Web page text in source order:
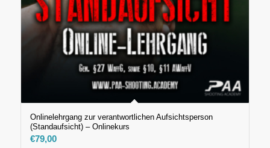
Onlinelehrgang zur verantwortlichen Aufsichtsperson
(Standaufsicht) – Onlinekurs
€79,00